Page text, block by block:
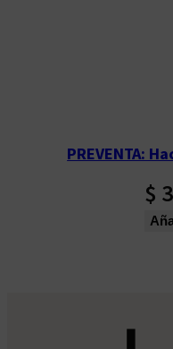
PREVENTA:
$